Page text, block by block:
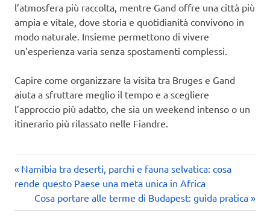
l’atmosfera più raccolta, mentre Gand offre una città più
ampia e vitale, dove storia e quotidianità convivono in
modo naturale. Insieme permettono di vivere
un’esperienza varia senza spostamenti complessi.
Capire come organizzare la visita tra Bruges e Gand
aiuta a sfruttare meglio il tempo e a scegliere
l’approccio più adatto, che sia un weekend intenso o un
itinerario più rilassato nelle Fiandre.
Navigazione
articoli
Articolo
precedente:
Namibia tra deserti, parchi e fauna selvatica: cosa
rende questo Paese una meta unica in Africa
Articolo
successivo:
Cosa portare alle terme di Budapest: guida pratica